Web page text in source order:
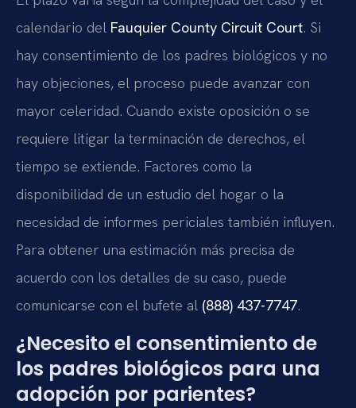
calendario del Fauquier County Circuit Court. Si
hay consentimiento de los padres biológicos y no
hay objeciones, el proceso puede avanzar con
mayor celeridad. Cuando existe oposición o se
requiere litigar la terminación de derechos, el
tiempo se extiende. Factores como la
disponibilidad de un estudio del hogar o la
necesidad de informes periciales también influyen.
Para obtener una estimación más precisa de
acuerdo con los detalles de su caso, puede
comunicarse con el bufete al (888) 437-7747.
¿Necesito el consentimiento de
los padres biológicos para una
adopción por parientes?